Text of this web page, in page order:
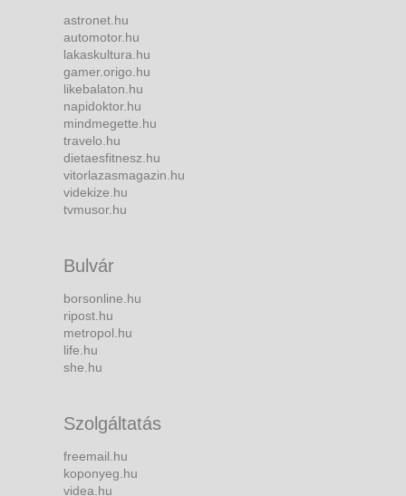
astronet.hu
automotor.hu
lakaskultura.hu
gamer.origo.hu
likebalaton.hu
napidoktor.hu
mindmegette.hu
travelo.hu
dietaesfitnesz.hu
vitorlazasmagazin.hu
videkize.hu
tvmusor.hu
Bulvár
borsonline.hu
ripost.hu
metropol.hu
life.hu
she.hu
Szolgáltatás
freemail.hu
koponyeg.hu
videa.hu